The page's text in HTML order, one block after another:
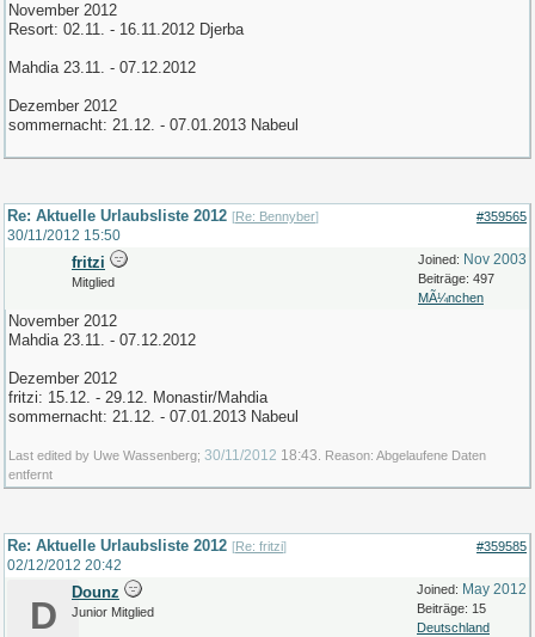
November 2012
Resort: 02.11. - 16.11.2012 Djerba
Mahdia 23.11. - 07.12.2012
Dezember 2012
sommernacht: 21.12. - 07.01.2013 Nabeul
Re: Aktuelle Urlaubsliste 2012 [Re: Bennyber] #359565
30/11/2012 15:50
Joined: Nov 2003
Beiträge: 497
MÃ¼nchen
fritzi
Mitglied
November 2012
Mahdia 23.11. - 07.12.2012
Dezember 2012
fritzi: 15.12. - 29.12. Monastir/Mahdia
sommernacht: 21.12. - 07.01.2013 Nabeul
Last edited by Uwe Wassenberg; 30/11/2012 18:43 . Reason: Abgelaufene Daten
entfernt
Re: Aktuelle Urlaubsliste 2012 [Re: fritzi] #359585
02/12/2012 20:42
Joined: May 2012
Beiträge: 15
Deutschland
D
Dounz
Junior Mitglied